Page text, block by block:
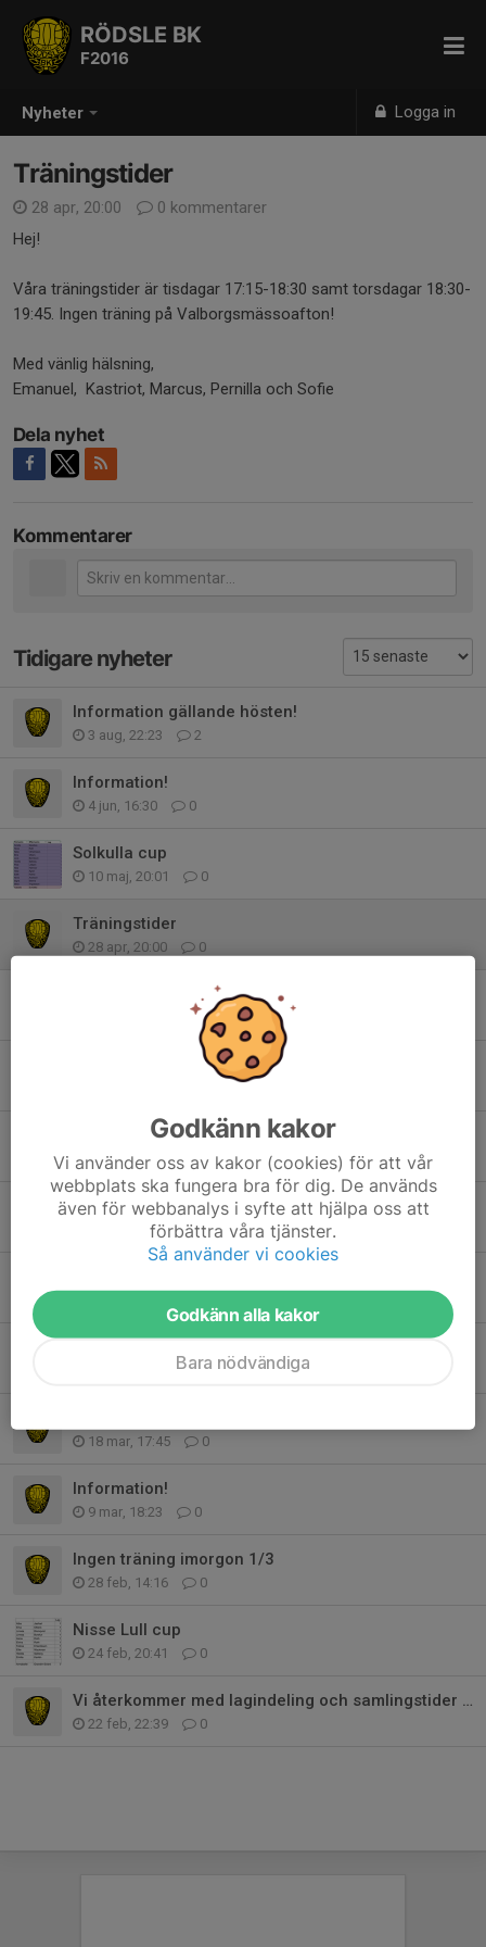
Nyheter Logga in
RÖDSLE BK
F2016
Träningstider
28 apr, 20:00
0 kommentarer
Hej!
Våra träningstider är tisdagar 17:15-18:30 samt torsdagar 18:30-
19:45. Ingen träning på Valborgsmässoafton!
Med vänlig hälsning,
Emanuel, Kastriot, Marcus, Pernilla och Sofie
Dela nyhet
Kommentarer
Tidigare nyheter
Information gällande hösten!
3 aug, 22:23 2
Information!
4 jun, 16:30 0
Solkulla cup
10 maj, 20:01 0
Träningstider
28 apr, 20:00 0
Sammanfattning av vårt föräldrarmöte
0
Gällande kiosk- och körschema!
Information om seriespelet 💛🖤
6 apr, 16:29 0
Information om seriespelet 💛🖤
6 apr, 16:27 0
0
18 mar, 17:45 0
Information!
9 mar, 18:23 0
Ingen träning imorgon 1/3
28 feb, 14:16 0
Nisse Lull cup
24 feb, 20:41 0
Vi återkommer med lagindeling och samlingstider senast tisdag!
22 feb, 22:39 0
Godkänn kakor
Vi använder oss av kakor (cookies) för att vår
webbplats ska fungera bra för dig. De används
även för webbanalys i syfte att hjälpa oss att
förbättra våra tjänster.
Så använder vi cookies
Godkänn alla kakor
Bara nödvändiga